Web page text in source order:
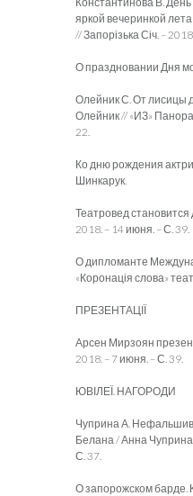
яркой вечеринкой
// Запорізька Січ. –
О праздновании Дня
Олейник С. От лисицы
Олейник // «ИЗ»
22.
Ко дню рождения
Шинкарук.
Театровед
2018. – 14 июня. – С. 39.
О дипломанте
«Коронація слова»
ПРЕЗЕНТАЦІЇ
Арсен Мирзоян
2018. – 7 июня. – С. 39.
ЮВІЛЕЇ. НАГОРОДИ
Чуприна А.
Белана / Анна
С. 37.
О запорожском барде.